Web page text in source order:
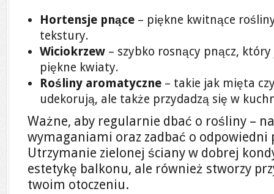
Hortensje pnące – piękne kwitnące
tekstury.
Wiciokrzew – szybko rosnący pnącz,
piękne kwiaty.
Rośliny aromatyczne – takie jak mięta
udekorują, ale także przydadzą się w
Ważne, aby regularnie dbać o rośliny –
wymaganiami oraz zadbać o
Utrzymanie zielonej ściany w dobrej
estetykę balkonu, ale również stworzy
twoim otoczeniu.